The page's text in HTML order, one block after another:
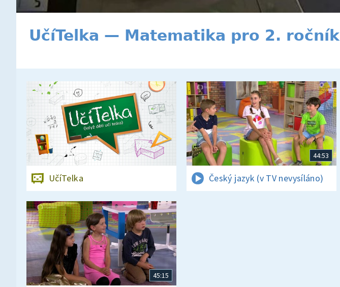
UčíTelka — Matematika pro 2. ročník
UčíTelka
44:53
Český jazyk (v TV nevysíláno)
45:15